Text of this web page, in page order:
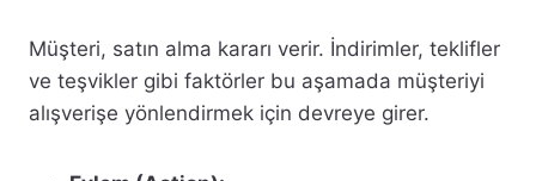
Müşteri, satın alma kararı verir. İndirimler, teklifler
ve teşvikler gibi faktörler bu aşamada müşteriyi
alışverişe yönlendirmek için devreye girer.